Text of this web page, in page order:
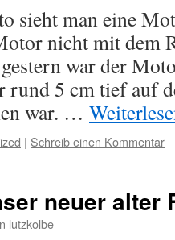
sieht man eine
nicht mit dem
war der
5 cm tief auf
war. …
| Schreib einen Kommentar
neuer alter
lutzkolbe